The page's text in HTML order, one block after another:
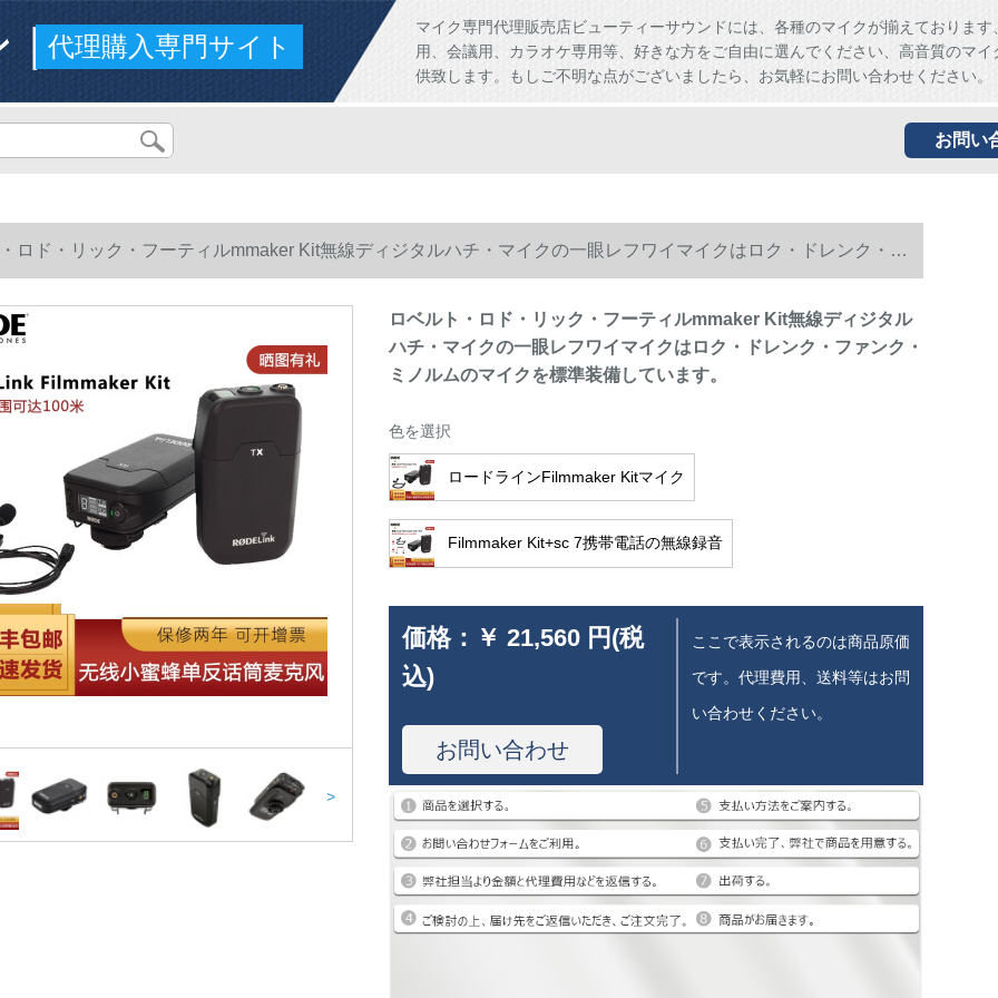
ド代理購入専門サイト
マイク専門代理販売店ビューティーサウンドには、各種のマイクが揃えております
用、会議用、カラオケ専用等、好きな方をご自由に選んでください、高音質のマイ
供致します。もしご不明な点がございましたら、お気軽にお問い合わせください。
お問い
ロド・リック・フーティルmmaker Kit無線ディジタルハチ・マイクの一眼レフワイマイクはロク・ドレンク・フ
ルムのマイクを標準装備しています。
>
ロベルト・ロド・リック・フーティルmmaker Kit無線ディジタル
ハチ・マイクの一眼レフワイマイクはロク・ドレンク・ファンク・
ミノルムのマイクを標準装備しています。
色を選択
ロードラインFilmmaker Kitマイク
Filmmaker Kit+sc 7携帯電話の無線録音
価格： ￥ 21,560 円(税
込)
お問い合わせ
ここで表示されるのは商品原価
です。代理費用、送料等はお問
い合わせください。